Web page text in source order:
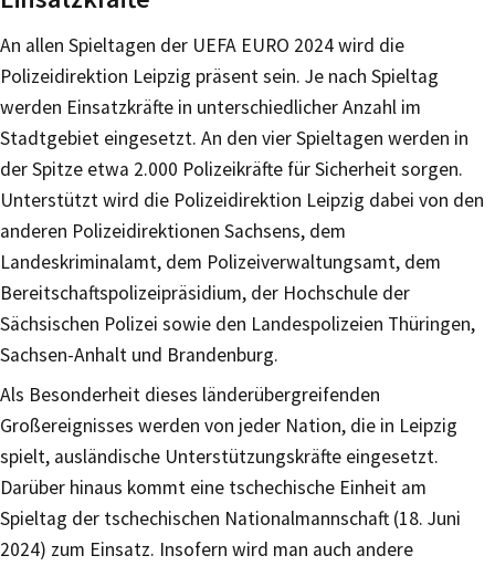
An allen Spieltagen der UEFA EURO 2024 wird die
Polizeidirektion Leipzig präsent sein. Je nach Spieltag
werden Einsatzkräfte in unterschiedlicher Anzahl im
Stadtgebiet eingesetzt. An den vier Spieltagen werden in
der Spitze etwa 2.000 Polizeikräfte für Sicherheit sorgen.
Unterstützt wird die Polizeidirektion Leipzig dabei von den
anderen Polizeidirektionen Sachsens, dem
Landeskriminalamt, dem Polizeiverwaltungsamt, dem
Bereitschaftspolizeipräsidium, der Hochschule der
Sächsischen Polizei sowie den Landespolizeien Thüringen,
Sachsen-Anhalt und Brandenburg.
Als Besonderheit dieses länderübergreifenden
Großereignisses werden von jeder Nation, die in Leipzig
spielt, ausländische Unterstützungskräfte eingesetzt.
Darüber hinaus kommt eine tschechische Einheit am
Spieltag der tschechischen Nationalmannschaft (18. Juni
2024) zum Einsatz. Insofern wird man auch andere